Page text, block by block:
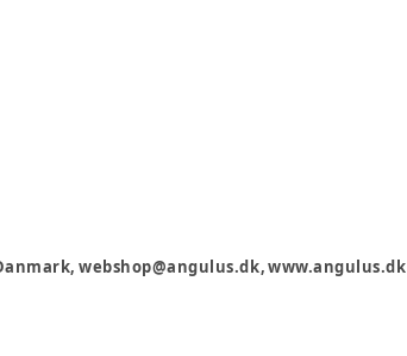
webshop@angulus.dk, www.angulus.dk